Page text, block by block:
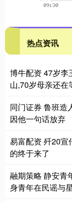
热点资讯
博牛配资 47岁李
山,70岁母亲还在
同门证券 鲁班造
因他一句话放弃
易富配资 歼20宣
的终于来了
融期策略 静安青
身青年在民谣与